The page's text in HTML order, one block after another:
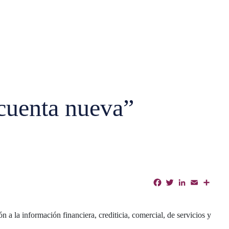
nueva”
Facebook
TwitterLinkedIn
Email
a la información financiera, crediticia, comercial, de servicios y